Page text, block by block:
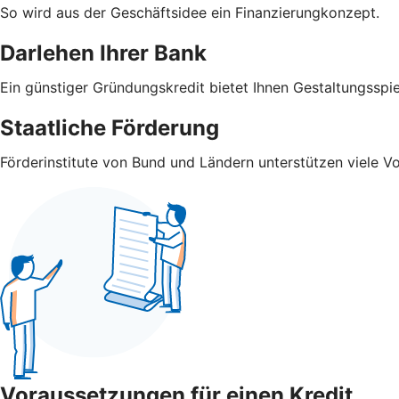
So wird aus der Geschäftsidee ein Finanzierungkonzept.
Darlehen Ihrer Bank
Ein günstiger Gründungskredit bietet Ihnen
Staatliche Förderung
Förderinstitute von Bund und Ländern unterstützen viele